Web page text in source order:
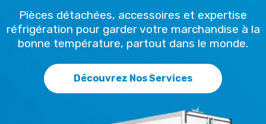
Pièces détachées, accessoires et expertise
réfrigération pour garder votre marchandise à la
bonne température, partout dans le monde.
Découvrez Nos Services